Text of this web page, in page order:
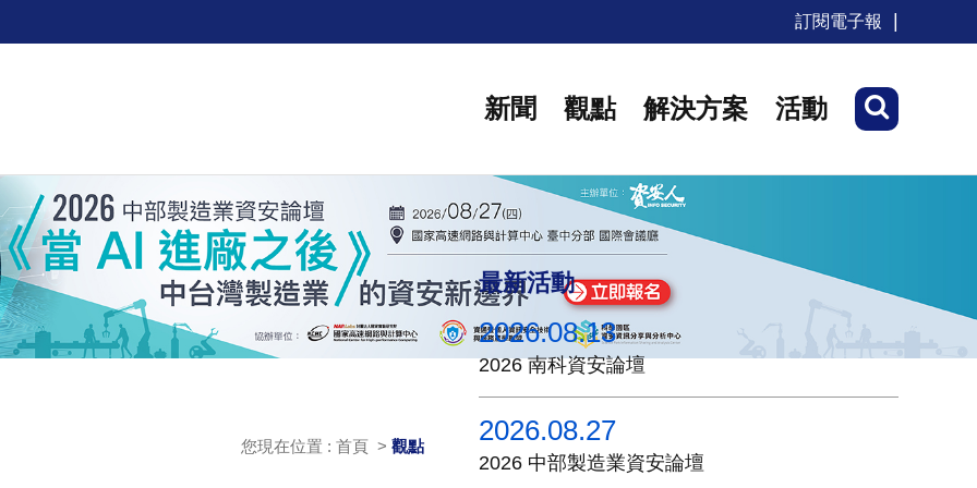
訂閱電子報
新聞 觀點 解決方案 活動
您現在位置 : 首頁 > 觀點
最新活動
2026.08.13
2026 南科資安論壇
2026.08.27
2026 中部製造業資安論壇